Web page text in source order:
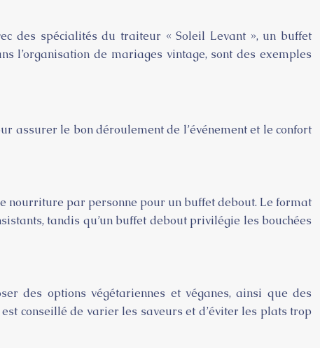
des spécialités du traiteur « Soleil Levant », un buffet
l’organisation de mariages vintage, sont des exemples
assurer le bon déroulement de l’événement et le confort
nourriture par personne pour un buffet debout. Le format
tandis qu’un buffet debout privilégie les bouchées
des options végétariennes et véganes, ainsi que des
conseillé de varier les saveurs et d’éviter les plats trop